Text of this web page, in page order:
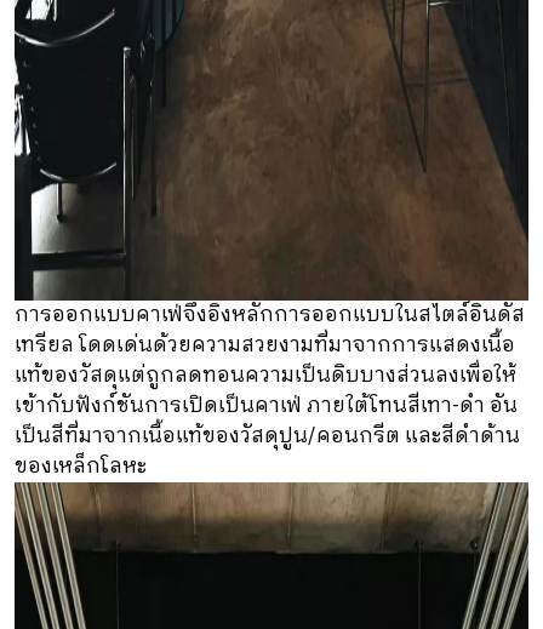
การออกแบบคาเฟ่จึงอิงหลักการออกแบบในสไตล์อินดัส
เทรียล โดดเด่นด้วยความสวยงามที่มาจากการแสดงเนื้อ
แท้ของวัสดุแต่ถูกลดทอนความเป็นดิบบางส่วนลงเพื่อให้
เข้ากับฟังก์ชันการเปิดเป็นคาเฟ่ ภายใต้โทนสีเทา-ดำ อัน
เป็นสีที่มาจากเนื้อแท้ของวัสดุปูน/คอนกรีต และสีดำด้าน
ของเหล็กโลหะ